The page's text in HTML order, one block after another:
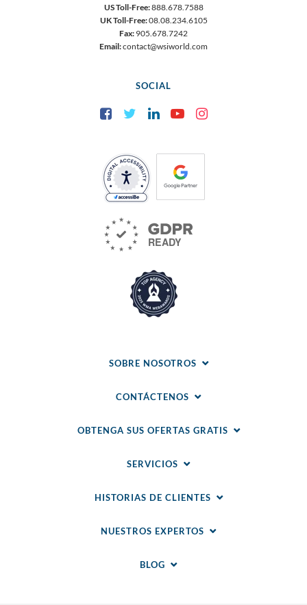
US Toll-Free:888.678.7588
UK Toll-Free:08.08.234.6105
Fax: 905.678.7242
Email:contact@wsiworld.com
SOCIAL
FacebookTwitter LinkedInYouTube
SOBRE NOSOTROS
CONTÁCTENOS
OBTENGA SUS OFERTAS GRATIS
SERVICIOS
HISTORIAS DE CLIENTES
NUESTROS EXPERTOS
BLOG